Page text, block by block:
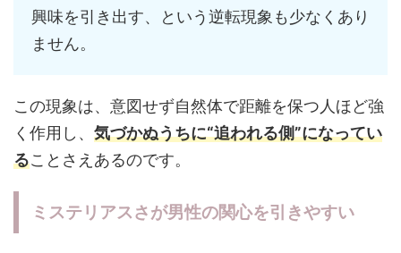
興味を引き出す、という逆転現象も少なくあり
ません。
この現象は、意図せず自然体で距離を保つ人ほど強
く作用し、 気づかぬうちに“追われる側”になってい
ることさえあるのです。
ミステリアスさが男性の関心を引きやすい